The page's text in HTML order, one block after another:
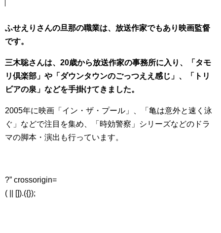
ふせえりさんの旦那の職業は、放送作家でもあり映画監督
です。
三木聡さんは、20歳から放送作家の事務所に入り、「タモ
リ倶楽部」や「ダウンタウンのごっつええ感じ」、「トリ
ビアの泉」などを手掛けてきました。
2005年に映画「イン・ザ・プール」、「亀は意外と速く泳
ぐ」などで注目を集め、「時効警察」シリーズなどのドラ
マの脚本・演出も行っています。
?” crossorigin=
( || []).({});